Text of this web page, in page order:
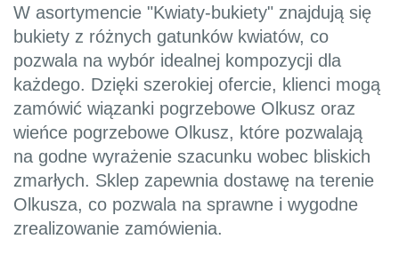
W asortymencie "Kwiaty-bukiety" znajdują się
bukiety z różnych gatunków kwiatów, co
pozwala na wybór idealnej kompozycji dla
każdego. Dzięki szerokiej ofercie, klienci mogą
zamówić wiązanki pogrzebowe Olkusz oraz
wieńce pogrzebowe Olkusz, które pozwalają
na godne wyrażenie szacunku wobec bliskich
zmarłych. Sklep zapewnia dostawę na terenie
Olkusza, co pozwala na sprawne i wygodne
zrealizowanie zamówienia.